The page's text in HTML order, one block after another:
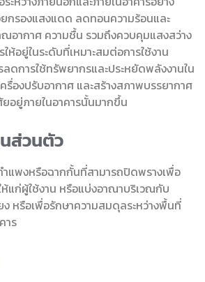
กรองแสงแดด ลดทอนความร้อนและ
ากาศ ความชื้น รวมถึงควบคุมแสงสว่าง
ให้อยู่ในระดับที่เหมาะสมต่อการใช้งาน
ดการใช้ทรัพยากรและประหยัดพลังงานใน
รื่องปรับอากาศ และสร้างสภาพบรรยากาศ
ยอยู่ภายในอาคารนั้นมากขึ้น
ส่วนตัว
แพงหรือฉากกั้นที่สามารถปิดพรางเพื่อ
แก่ผู้ใช้งาน หรือแบ่งอาณาบริเวณกับ
ง หรือเพื่อรักษาความสมดุลระหว่างพื้นที่
าร